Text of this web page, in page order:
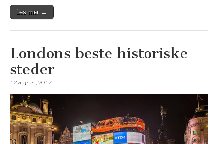
Les mer →
Londons beste historiske
steder
12. august, 2017